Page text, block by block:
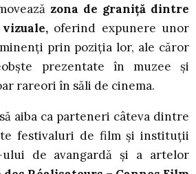
zona de graniță dintre
oferind expunere unor
prin poziţia lor, ale căror
prezentate în muzee şi
rareori în săli de cinema.
aiba ca parteneri câteva dintre
festivaluri de film și instituții
de avangardă şi a artelor